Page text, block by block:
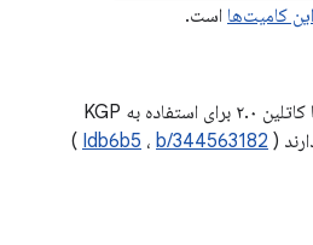
این کامیت‌ها است.
پروژه‌های منتشر شده با کاتلین ۲.۰ برای استفاده به KGP
Idb6b5 ، b/344563182
)